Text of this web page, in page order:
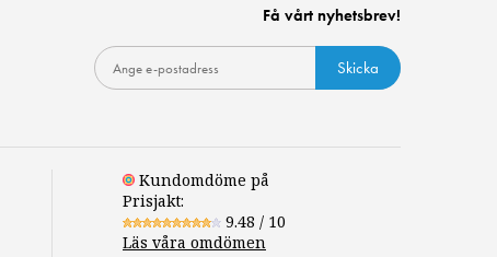
Få vårt nyhetsbrev!
Skicka